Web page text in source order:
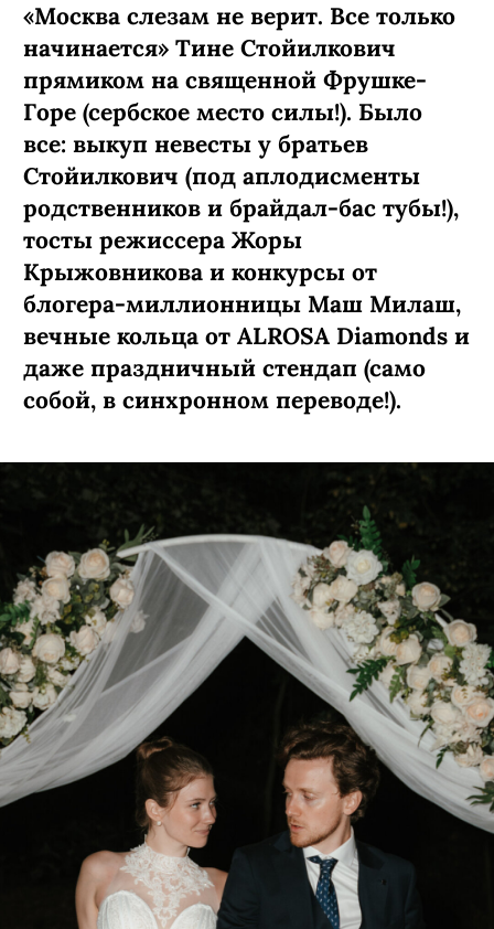
«Москва слезам не верит. Все только
начинается» Тине Стойилкович
прямиком на священной Фрушке-
Горе (сербское место силы!). Было
все: выкуп невесты у братьев
Стойилкович (под аплодисменты
родственников и брайдал-бас тубы!),
тосты режиссера Жоры
Крыжовникова и конкурсы от
блогера-миллионницы Маш Милаш,
вечные кольца от ALROSA Diamonds и
даже праздничный стендап (само
собой, в синхронном переводе!).